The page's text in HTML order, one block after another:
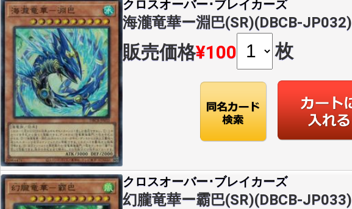
クロスオーバー･ブレイカーズ
海瀧竜華ー淵巴(SR)(DBCB-JP032)
販売価格¥100 枚
クロスオーバー･ブレイカーズ
幻朧竜華ー霸巴(SR)(DBCB-JP033)